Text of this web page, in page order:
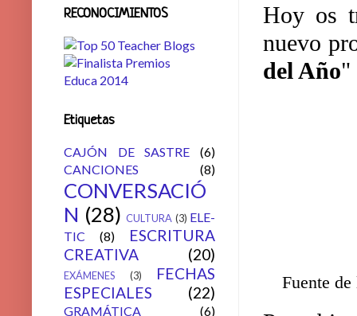
Hoy os
nuevo
del Año"
Fuente
RECONOCIMIENTOS
Etiquetas
CAJÓN DE SASTRE
(6)
CANCIONES
(8)
CONVERSACIÓ
N (28) CULTURA (3) ELE-
TIC
(8)
ESCRITURA
CREATIVA
(20)
EXÁMENES (3)
FECHAS
ESPECIALES
(22)
GRAMÁTICA (6)